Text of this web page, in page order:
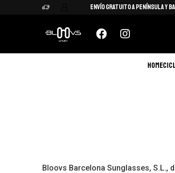
Envío Gratuito a Península y
HOME
Bloovs Barcelona Sunglasses, S.L.,